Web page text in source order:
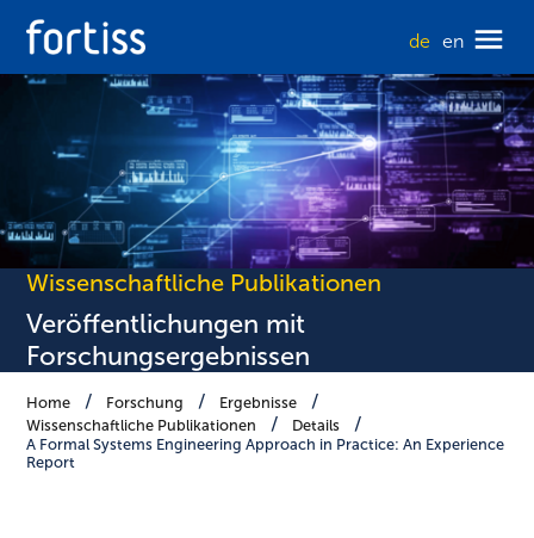
de en
Wissenschaftliche Publikationen
Veröffentlichungen mit
Forschungsergebnissen
Home Forschung
Ergebnisse
Wissenschaftliche Publikationen
Details
A Formal Systems Engineering Approach in Practice: An Experience
Report